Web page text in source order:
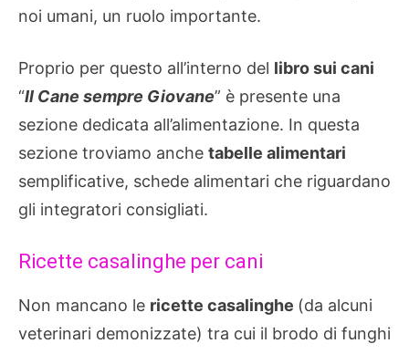
noi umani, un ruolo importante.
Proprio per questo all’interno del libro sui cani
“Il Cane sempre Giovane” è presente una
sezione dedicata all’alimentazione. In questa
sezione troviamo anche tabelle alimentari
semplificative, schede alimentari che riguardano
gli integratori consigliati.
Ricette casalinghe per cani
Non mancano le ricette casalinghe (da alcuni
veterinari demonizzate) tra cui il brodo di funghi